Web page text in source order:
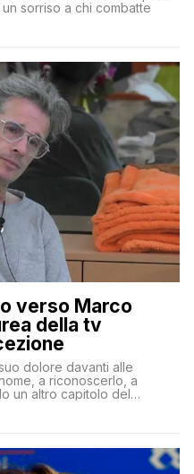
sorriso a chi combatte
verso Marco
della tv
dolore davanti alle
a riconoscerlo, a
un altro capitolo del